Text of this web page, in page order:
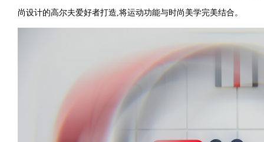
尚设计的高尔夫爱好者打造,将运动功能与时尚美学完美结合。